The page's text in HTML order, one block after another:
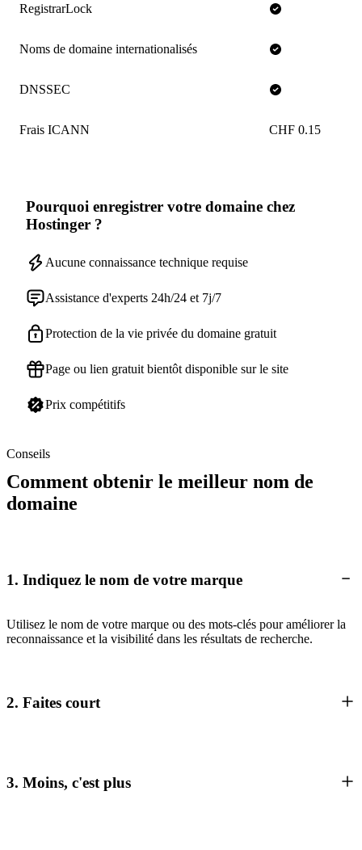
RegistrarLock
Noms de domaine internationalisés
DNSSEC
Frais ICANN CHF 0.15
Pourquoi enregistrer votre domaine chez
Hostinger ?
Aucune connaissance technique requise
Assistance d'experts 24h/24 et 7j/7
Protection de la vie privée du domaine gratuit
Page ou lien gratuit bientôt disponible sur le site
Prix compétitifs
Conseils
Comment obtenir le meilleur nom de
domaine
1. Indiquez le nom de votre marque
Utilisez le nom de votre marque ou des mots-clés pour améliorer la
reconnaissance et la visibilité dans les résultats de recherche.
2. Faites court
3. Moins, c'est plus